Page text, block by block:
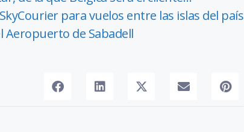
para vuelos entre las islas del país
Aeropuerto de Sabadell